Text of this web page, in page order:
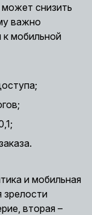
снизить
важно
к мобильной
и мобильная
вторая –